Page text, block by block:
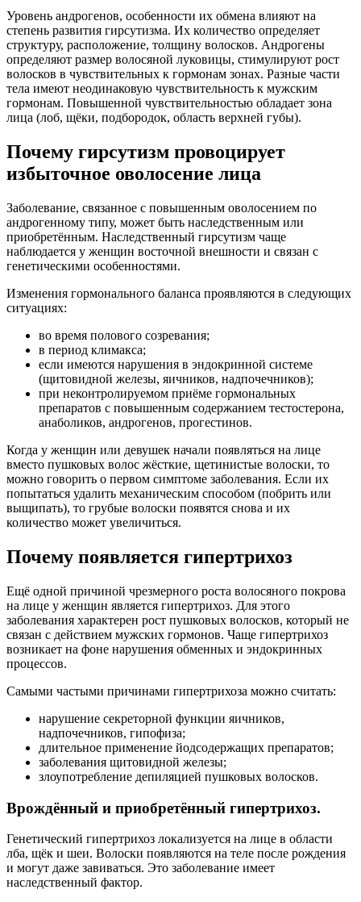
Уровень андрогенов, особенности их обмена влияют на
степень развития гирсутизма. Их количество определяет
структуру, расположение, толщину волосков. Андрогены
определяют размер волосяной луковицы, стимулируют рост
волосков в чувствительных к гормонам зонах. Разные части
тела имеют неодинаковую чувствительность к мужским
гормонам. Повышенной чувствительностью обладает зона
лица (лоб, щёки, подбородок, область верхней губы).
Почему гирсутизм провоцирует
избыточное оволосение лица
Заболевание, связанное с повышенным оволосением по
андрогенному типу, может быть наследственным или
приобретённым. Наследственный гирсутизм чаще
наблюдается у женщин восточной внешности и связан с
генетическими особенностями.
Изменения гормонального баланса проявляются в следующих
ситуациях:
во время полового созревания;
в период климакса;
если имеются нарушения в эндокринной системе
(щитовидной железы, яичников, надпочечников);
при неконтролируемом приёме гормональных
препаратов с повышенным содержанием тестостерона,
анаболиков, андрогенов, прогестинов.
Когда у женщин или девушек начали появляться на лице
вместо пушковых волос жёсткие, щетинистые волоски, то
можно говорить о первом симптоме заболевания. Если их
попытаться удалить механическим способом (побрить или
выщипать), то грубые волоски появятся снова и их
количество может увеличиться.
Почему появляется гипертрихоз
Ещё одной причиной чрезмерного роста волосяного покрова
на лице у женщин является гипертрихоз. Для этого
заболевания характерен рост пушковых волосков, который не
связан с действием мужских гормонов. Чаще гипертрихоз
возникает на фоне нарушения обменных и эндокринных
процессов.
Самыми частыми причинами гипертрихоза можно считать:
нарушение секреторной функции яичников,
надпочечников, гипофиза;
длительное применение йодсодержащих препаратов;
заболевания щитовидной железы;
злоупотребление депиляцией пушковых волосков.
Врождённый и приобретённый гипертрихоз.
Генетический гипертрихоз локализуется на лице в области
лба, щёк и шеи. Волоски появляются на теле после рождения
и могут даже завиваться. Это заболевание имеет
наследственный фактор.